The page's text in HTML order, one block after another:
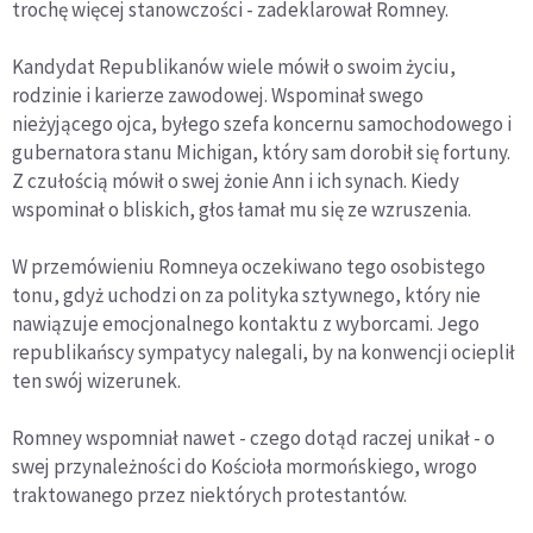
trochę więcej stanowczości - zadeklarował Romney.
Kandydat Republikanów wiele mówił o swoim życiu,
rodzinie i karierze zawodowej. Wspominał swego
nieżyjącego ojca, byłego szefa koncernu samochodowego i
gubernatora stanu Michigan, który sam dorobił się fortuny.
Z czułością mówił o swej żonie Ann i ich synach. Kiedy
wspominał o bliskich, głos łamał mu się ze wzruszenia.
W przemówieniu Romneya oczekiwano tego osobistego
tonu, gdyż uchodzi on za polityka sztywnego, który nie
nawiązuje emocjonalnego kontaktu z wyborcami. Jego
republikańscy sympatycy nalegali, by na konwencji ocieplił
ten swój wizerunek.
Romney wspomniał nawet - czego dotąd raczej unikał - o
swej przynależności do Kościoła mormońskiego, wrogo
traktowanego przez niektórych protestantów.